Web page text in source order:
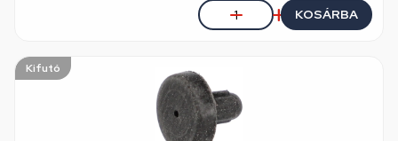
KOSÁRBA
Kifutó